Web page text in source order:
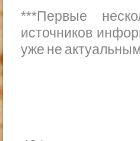
***Первые
источников
уже не